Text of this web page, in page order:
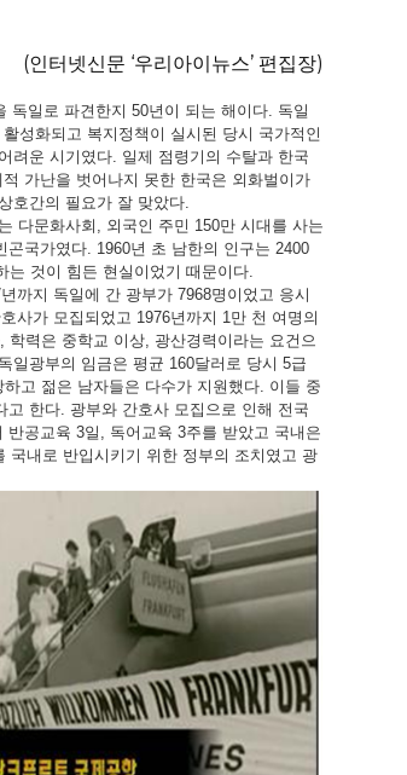
(인터넷신문 ‘우리아이뉴스’ 편집장)
독일로 파견한지 50년이 되는 해이다. 독일
성화되고 복지정책이 실시된 당시 국가적인
려운 시기였다. 일제 점령기의 수탈과 한국
가난을 벗어나지 못한 한국은 외화벌이가
호간의 필요가 잘 맞았다.
다문화사회, 외국인 주민 150만 시대를 사는
국가였다. 1960년 초 남한의 인구는 2400
것이 힘든 현실이었기 때문이다.
까지 독일에 간 광부가 7968명이었고 응시
사가 모집되었고 1976년까지 1만 천 여명의
력은 중학교 이상, 광산경력이라는 요건으
일광부의 임금은 평균 160달러로 당시 5급
고 젊은 남자들은 다수가 지원했다. 이들 중
한다. 광부와 간호사 모집으로 인해 전국
공교육 3일, 독어교육 3주를 받았고 국내은
국내로 반입시키기 위한 정부의 조치였고 광